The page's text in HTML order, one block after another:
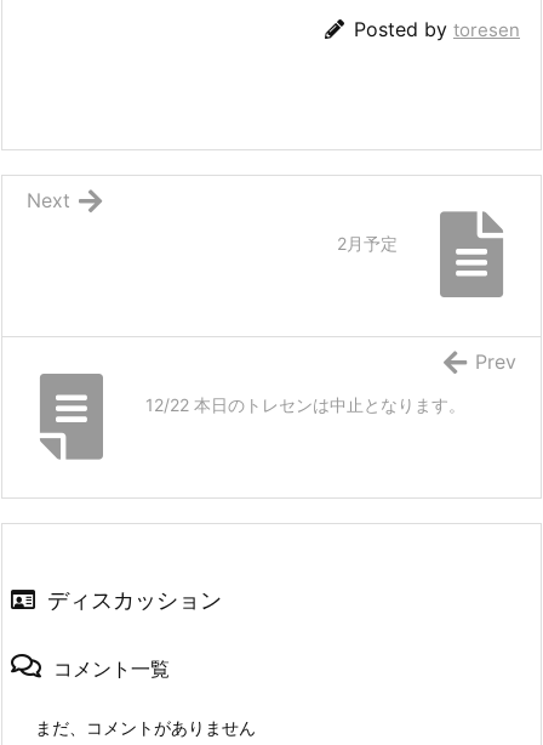
Posted by toresen
2月予定
Next
12/22 本日のトレセンは中止となります。
Prev
ディスカッション
コメント一覧
まだ、コメントがありません